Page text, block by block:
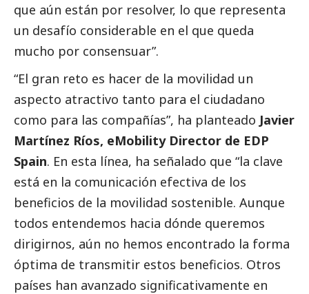
que aún están por resolver, lo que representa
un desafío considerable en el que queda
mucho por consensuar”.
“El gran reto es hacer de la movilidad un
aspecto atractivo tanto para el ciudadano
como para las compañías”, ha planteado Javier
Martínez Ríos, eMobility Director de EDP
Spain. En esta línea, ha señalado que “la clave
está en la comunicación efectiva de los
beneficios de la movilidad sostenible. Aunque
todos entendemos hacia dónde queremos
dirigirnos, aún no hemos encontrado la forma
óptima de transmitir estos beneficios. Otros
países han avanzado significativamente en